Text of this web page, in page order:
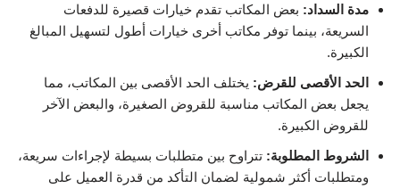
مدة السداد: بعض المكاتب تقدم خيارات قصيرة للدفعات
السريعة، بينما توفر مكاتب أخرى خيارات أطول لتسهيل المبالغ
الكبيرة.
الحد الأقصى للقرض: يختلف الحد الأقصى بين المكاتب، مما
يجعل بعض المكاتب مناسبة للقروض الصغيرة، والبعض الآخر
للقروض الكبيرة.
الشروط المطلوبة: تتراوح بين متطلبات بسيطة لإجراءات سريعة،
ومتطلبات أكثر شمولية لضمان التأكد من قدرة العميل على